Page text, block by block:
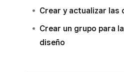
Crear y actualizar las
Crear un grupo para
diseño